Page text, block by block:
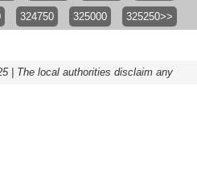
324750 325000 325250>>
| The local authorities disclaim any